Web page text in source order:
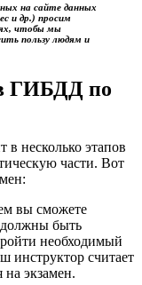
на сайте данных
и др.) просим
чтобы мы
пользу людям и
ГИБДД по
несколько этапов
части. Вот
вы сможете
должны быть
необходимый
инструктор считает
на экзамен.